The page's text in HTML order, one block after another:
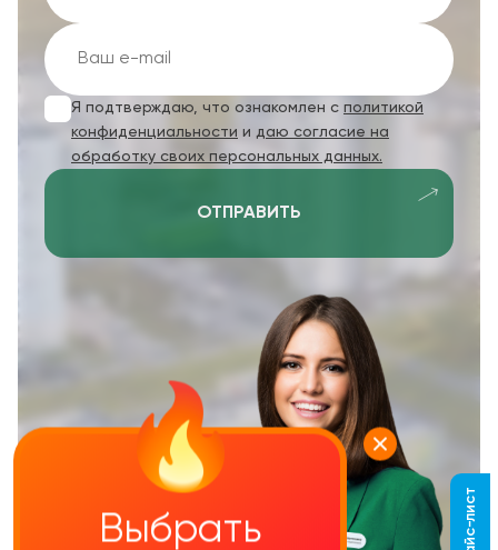
Я подтверждаю, что ознакомлен с политикой
конфиденциальности и даю согласие на
обработку своих персональных данных.
ОТПРАВИТЬ
Выбрать